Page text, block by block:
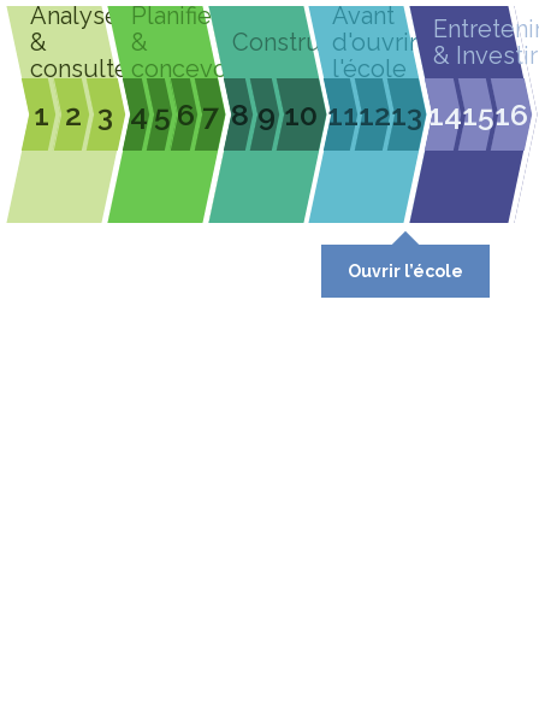
Analyser
&
consulter
1 2 3
Planifier
&
concevoir
4 567
Construire
8 9 10
Avant
d'ouvrir
l'école
111213
Ouvrir l’école
& Investir
141516